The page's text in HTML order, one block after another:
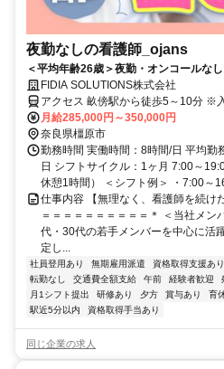
夜勤なしの看護師_ojans
＜平均年齢26歳＞夜勤・オンコールな
～・昇給年2回・賞与年2回★初年度は
ンバーが中心に活躍中！当社正社員と
FIDIA SOLUTIONS株式会社
アクセス 畝傍駅から徒歩5～10分 ※
決定致します。
月給285,000円～350,000円
奈良県橿原市
勤務時間 実働時間：8時間/日 平均勤
日 シフトサイクル：1ヶ月 7:00～
休憩1時間） ＜シフト例＞ ・7:00～
仕事内容 【無理なく、看護師を続け
＝＝＝＝＝＝＝＝＝＝＊ ＜当社メン
代・30代の若手メンバーを中心に活
定し...
社員登用あり 無期雇用派遣 資格取得支援あり
転勤なし
交通費全額支給 午前 経験者歓迎
月1シフト提出
研修あり 夕方 賞与あり 育
駅近5分以内
資格取得手当あり
同じ企業の求人